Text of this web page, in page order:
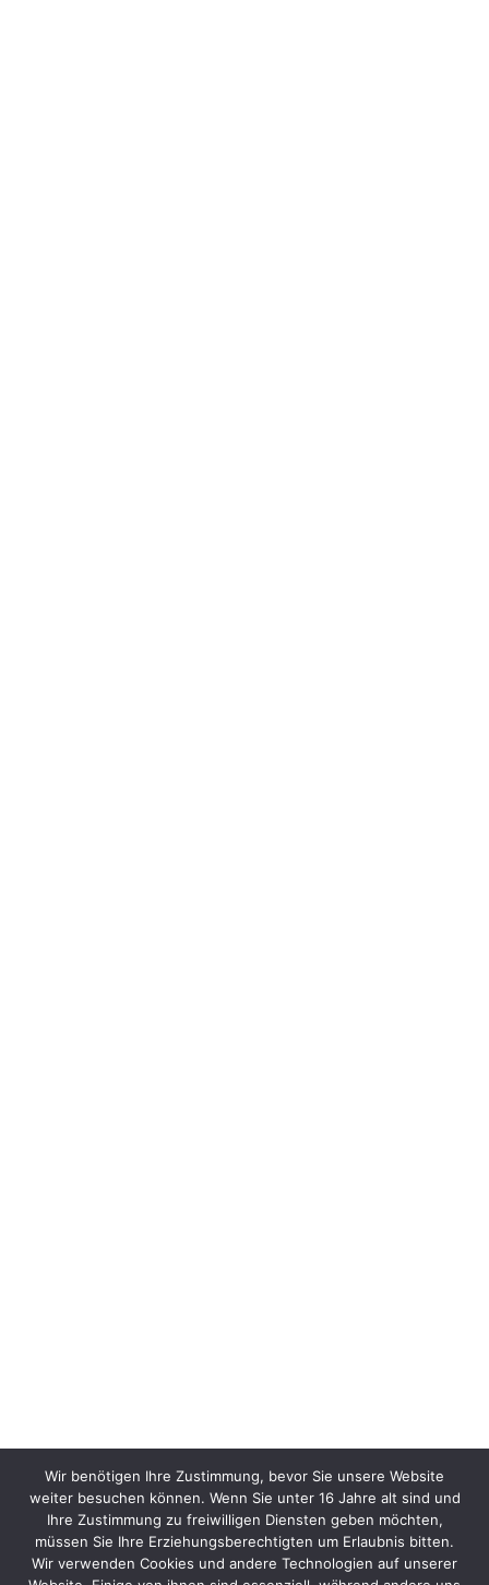
Wir benötigen Ihre Zustimmung, bevor Sie unsere Website
weiter besuchen können. Wenn Sie unter 16 Jahre alt sind und
Ihre Zustimmung zu freiwilligen Diensten geben möchten,
müssen Sie Ihre Erziehungsberechtigten um Erlaubnis bitten.
Wir verwenden Cookies und andere Technologien auf unserer